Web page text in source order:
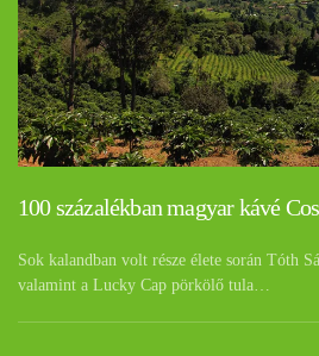
100 százalékban magyar kávé
Sok kalandban volt része élete során Tóth
valamint a Lucky Cap pörkölő tula…